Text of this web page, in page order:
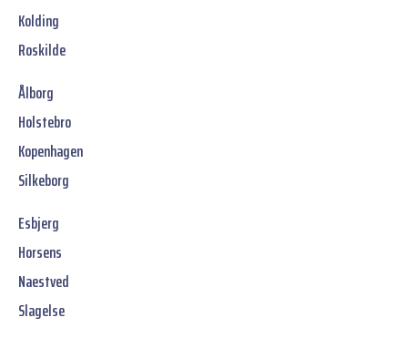
Kolding
Roskilde
Ålborg
Holstebro
Kopenhagen
Silkeborg
Esbjerg
Horsens
Naestved
Slagelse